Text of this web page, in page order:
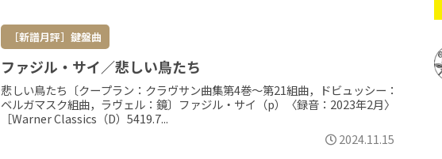
［新譜月評］鍵盤曲
ファジル・サイ／悲しい鳥たち
悲しい鳥たち〔クープラン：クラヴサン曲集第4巻～第21組曲，ドビュッシー：
ベルガマスク組曲，ラヴェル：鏡〕ファジル・サイ（p）〈録音：2023年2月〉
［Warner Classics（D）5419.7...
2024.11.15